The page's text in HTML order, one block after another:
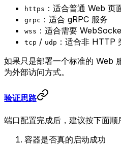
https ：适合普通 Web 页
grpc ：适合 gRPC 服务
wss ：适合需要
tcp / udp ：适合非 HTTP
如果只是部署一个标准的 Web
为外部访问方式。
验证思路
端口配置完成后，建议按下面顺
容器是否真的启动成功